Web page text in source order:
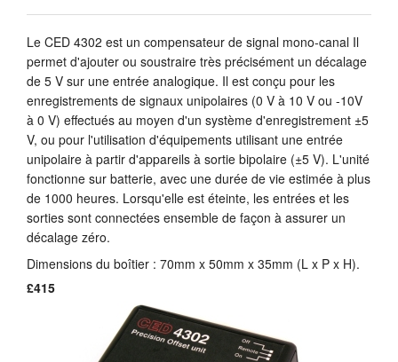
Tarifs
Téléchargements
Tutoriels
Assistance
Revendeurs
Le CED 4302 est un compensateur de signal mono-canal Il
permet d'ajouter ou soustraire très précisément un décalage
de 5 V sur une entrée analogique. Il est conçu pour les
enregistrements de signaux unipolaires (0 V à 10 V ou -10V
à 0 V) effectués au moyen d'un système d'enregistrement ±5
V, ou pour l'utilisation d'équipements utilisant une entrée
unipolaire à partir d'appareils à sortie bipolaire (±5 V). L'unité
fonctionne sur batterie, avec une durée de vie estimée à plus
de 1000 heures. Lorsqu'elle est éteinte, les entrées et les
sorties sont connectées ensemble de façon à assurer un
décalage zéro.
Dimensions du boîtier : 70mm x 50mm x 35mm (L x P x H).
£415